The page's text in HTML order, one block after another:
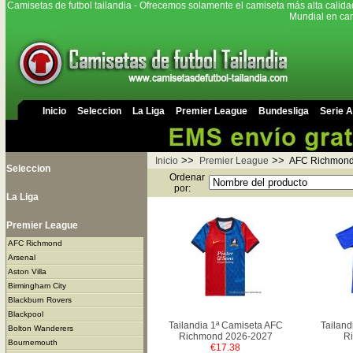
Camisetas de futbol tailandia - Ofrecemos solamente el camiseta más alta
Mundial en
Inicio Seleccion La Liga Premier League Bundesliga Serie A
Seleccion
La Liga
Premier League
AFC Richmond
Arsenal
Aston Villa
Birmingham City
Blackburn Rovers
Blackpool
Bolton Wanderers
Bournemouth
Inicio >> Premier League >> AFC
Ordenar
por:
Tailandia 1ª Camiseta AFC
Richmond 2026-2027
€17.38